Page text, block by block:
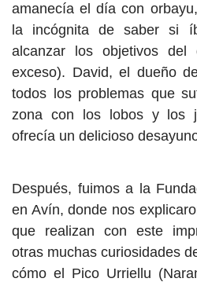
amanecía el día con
la incógnita de saber si
alcanzar los objetivos
exceso). David, el dueño
todos los problemas que
zona con los lobos y los
ofrecía un delicioso
Después, fuimos a la
en Avín, donde nos
que realizan con este
otras muchas curiosidades
cómo el Pico Urriellu